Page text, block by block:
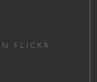
FLICKR